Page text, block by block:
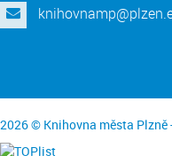
2026 © Knihovna města Plzně